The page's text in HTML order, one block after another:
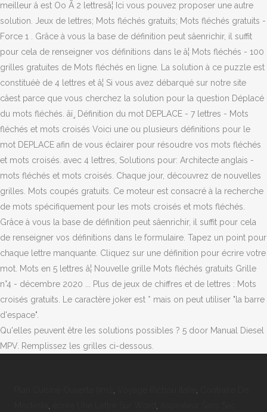
meilleur â est Oo Ã 2 lettresâ¦ Ici vous pouvez proposer une autre
solution. Jeux de lettres; Mots fléchés gratuits; Mots fléchés gratuits -
Force 1 . Grâce à vous la base de définition peut sâenrichir, il suffit
pour cela de renseigner vos définitions dans le â¦ Mots fléchés - 100
grilles gratuites de Mots fléchés en ligne. La solution à ce puzzle est
constituéè de 4 lettres et â¦ Si vous avez débarqué sur notre site
câest parce que vous cherchez la solution pour la question Déplacé
du mots fléchés. âï¸ Définition du mot DEPLACE - 7 lettres - Mots
fléchés et mots croisés Voici une ou plusieurs définitions pour le
mot DEPLACE afin de vous éclairer pour résoudre vos mots fléchés
et mots croisés. avec 4 lettres, Solutions pour: Architecte anglais -
mots fléchés et mots croisés. Chaque jour, découvrez de nouvelles
grilles. Mots coupés gratuits. Ce moteur est consacré à la recherche
de mots spécifiquement pour les mots croisés et mots fléchés.
Grâce à vous la base de définition peut sâenrichir, il suffit pour cela
de renseigner vos définitions dans le formulaire. Tapez un point pour
chaque lettre manquante. Cliquez sur une définition pour écrire votre
mot. Mots en 5 lettres â¦ Nouvelle grille Mots fléchés gratuits Grille
n°4 - décembre 2020 ... Plus de jeux de chiffres et de lettres : Mots
croisés gratuits. Le caractère joker est * mais on peut utiliser "la barre
d'espace".
Qu'elles peuvent être les solutions possibles ? 5 door Manual Diesel
MPV. Remplissez les grilles ci-dessous.